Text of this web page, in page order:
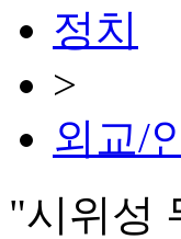
정치
>
외교/
"시위성